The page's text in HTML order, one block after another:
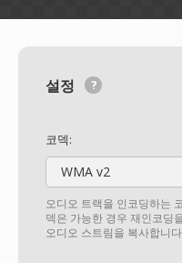
설정
코덱:
WMA v2
오디오 트랙을 인코딩하는
덱은 가능한 경우 재인코딩
오디오 스트림을 복사합니